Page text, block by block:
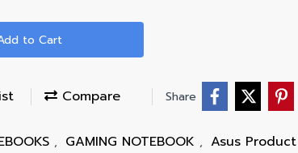
to Cart
Compare Share
, GAMING NOTEBOOK , Asus Product